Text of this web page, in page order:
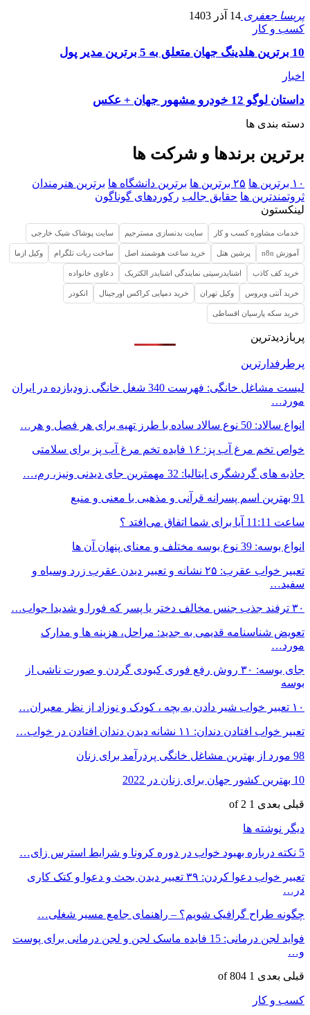
پریسا جعفری 14 آذر 1403
کسب و کار
10 برترین هلدینگ جهان متعلق به 5 برترین مدیر پول
اخبار
داستان لوگو 12 خودرو مشهور جهان + عکس
دسته بندی ها
برترین برندها و شرکت ها
۱۰ برترین ها ۲۵ برترین ها برترین دانشگاه ها برترین هنرمندان
ثروتمندترین ها حقایق جالب رکوردهای گوناگون
لینکستون
خدمات مشاوره کسب و کار سایت بدنسازی مسترجیم سایت پوشاک شیک خارجی
آموزش n8n پرشین هتل خرید ساعت هوشمند اصل ساخت ربات تلگرام وکیل ازما
خرید کف کاذب اشنایدرسیتی نمایندگی اشنایدر الکتریک دعاوی خانواده
خرید آنتی ویروس وکیل تهران خرید دمپایی کراکس اورجینال انکودر
خرید سکه پارسیان اقساطی
پربازدیدترین
پرطرفدارترین
لیست مشاغل خانگی: فهرست 340 شغل خانگی زودبازده در ایران
مورد…
انواع سالاد: 50 نوع سالاد ساده با طرز تهیه برای هر فصل و هر…
خواص تخم مرغ آب پز: ۱۶ فایده تخم مرغ آب پز برای سلامتی
جاذبه های گردشگری ایتالیا: 32 مهمترین جای دیدنی ونیز، رم،…
91 بهترین اسم پسرانه قرآنی و مذهبی با معنی و منبع
ساعت 11:11 آیا برای شما اتفاق می‌افتد ؟
انواع بوسه: 39 نوع بوسه مختلف و معنای پنهان آن ها
تعبیر خواب عقرب: ۲۵ نشانه و تعبیر دیدن عقرب زرد وسیاه و
سفید…
۳۰ ترفند جذب جنس مخالف دختر یا پسر که فورا و شدیدا جواب…
تعویض شناسنامه قدیمی به جدید: مراحل، هزینه ها و مدارک
مورد…
جای بوسه: ۳۰ روش رفع فوری کبودی گردن و صورت ناشی از
بوسه
۱۰ تعبیر خواب شیر دادن به بچه ، کودک و نوزاد از نظر معبران…
تعبیر خواب افتادن دندان: ۱۱ نشانه دیدن دندان افتادن در خواب…
98 مورد از بهترین مشاغل خانگی پردرآمد برای زنان
10 بهترین کشور جهان برای زنان در 2022
قبلی بعدی 1 of 2
دیگر نوشته ها
5 نکته درباره بهبود خواب در دوره کرونا و شرایط استرس زای…
تعبیر خواب دعوا کردن: ۳۹ تعبیر دیدن بحث و دعوا و کتک کاری
در…
چگونه طراح گرافیک شویم؟ – راهنمای جامع مسیر شغلی…
فواید لجن درمانی: 15 فایده ماسک لجن و لجن درمانی برای پوست
و…
قبلی بعدی 1 of 804
کسب و کار